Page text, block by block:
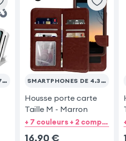
SMARTPHONES 151 X 77 (MAX) SMARTPHONES DE 4.3'' À 4.7''
Housse porte carte
Taille M - Marron
+ 7 couleurs + 2 compatibilités catégories
16,90 €